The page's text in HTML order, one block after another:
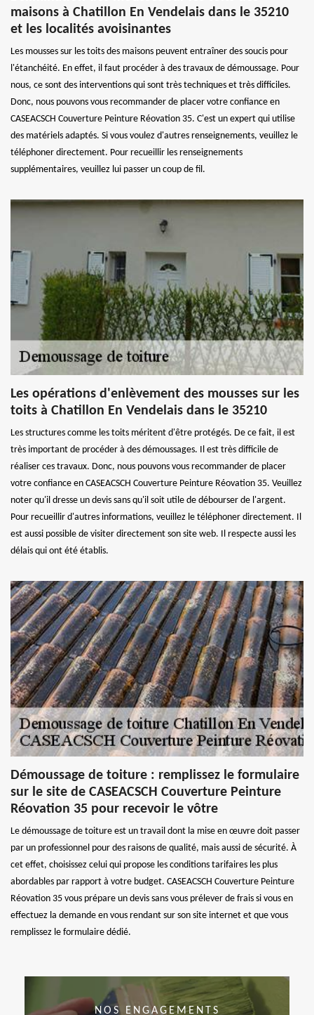
maisons à Chatillon En Vendelais dans le 35210
et les localités avoisinantes
Les mousses sur les toits des maisons peuvent entraîner des soucis pour
l'étanchéité. En effet, il faut procéder à des travaux de démoussage. Pour
nous, ce sont des interventions qui sont très techniques et très difficiles.
Donc, nous pouvons vous recommander de placer votre confiance en
CASEACSCH Couverture Peinture Réovation 35. C'est un expert qui utilise
des matériels adaptés. Si vous voulez d'autres renseignements, veuillez le
téléphoner directement. Pour recueillir les renseignements
supplémentaires, veuillez lui passer un coup de fil.
Les opérations d'enlèvement des mousses sur les
toits à Chatillon En Vendelais dans le 35210
Les structures comme les toits méritent d'être protégés. De ce fait, il est
très important de procéder à des démoussages. Il est très difficile de
réaliser ces travaux. Donc, nous pouvons vous recommander de placer
votre confiance en CASEACSCH Couverture Peinture Réovation 35. Veuillez
noter qu'il dresse un devis sans qu'il soit utile de débourser de l'argent.
Pour recueillir d'autres informations, veuillez le téléphoner directement. Il
est aussi possible de visiter directement son site web. Il respecte aussi les
délais qui ont été établis.
Démoussage de toiture : remplissez le formulaire
sur le site de CASEACSCH Couverture Peinture
Réovation 35 pour recevoir le vôtre
Le démoussage de toiture est un travail dont la mise en œuvre doit passer
par un professionnel pour des raisons de qualité, mais aussi de sécurité. À
cet effet, choisissez celui qui propose les conditions tarifaires les plus
abordables par rapport à votre budget. CASEACSCH Couverture Peinture
Réovation 35 vous prépare un devis sans vous prélever de frais si vous en
effectuez la demande en vous rendant sur son site internet et que vous
remplissez le formulaire dédié.
NOS ENGAGEMENTS